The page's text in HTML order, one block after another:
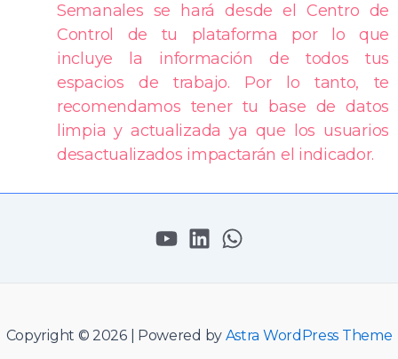
Semanales se hará desde el Centro de
Control de tu plataforma por lo que
incluye la información de todos tus
espacios de trabajo. Por lo tanto, te
recomendamos tener tu base de datos
limpia y actualizada ya que los usuarios
desactualizados impactarán el indicador.
Copyright © 2026 | Powered by Astra WordPress Theme